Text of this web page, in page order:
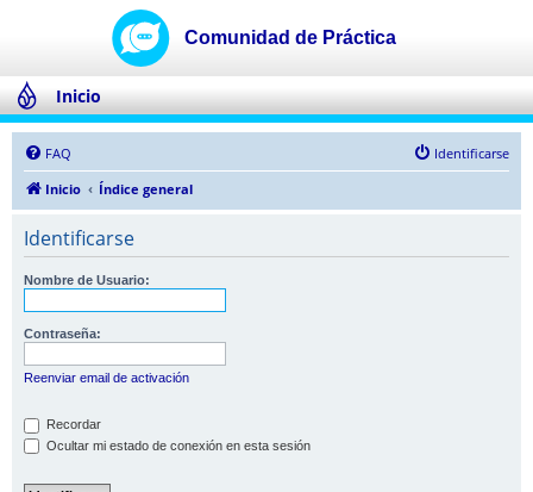
Inicio
FAQ
Identificarse
Inicio
Índice general
Identificarse
Nombre de Usuario:
Contraseña:
Reenviar email de activación
Recordar
Ocultar mi estado de conexión en esta sesión